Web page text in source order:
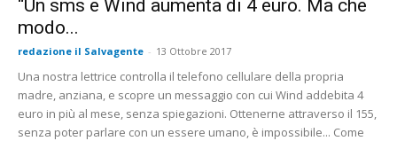
“Un sms e Wind aumenta di 4 euro. Ma che
modo...
redazione il Salvagente - 13 Ottobre 2017
Una nostra lettrice controlla il telefono cellulare della propria
madre, anziana, e scopre un messaggio con cui Wind addebita 4
euro in più al mese, senza spiegazioni. Ottenerne attraverso il 155,
senza poter parlare con un essere umano, è impossibile... Come